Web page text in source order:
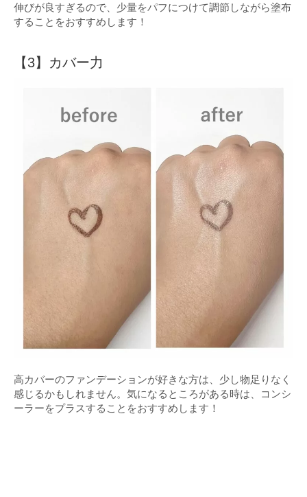
伸びが良すぎるので、少量をパフにつけて調節しながら塗布
することをおすすめします！
【3】カバー力
高カバーのファンデーションが好きな方は、少し物足りなく
感じるかもしれません。気になるところがある時は、コンシ
ーラーをプラスすることをおすすめします！